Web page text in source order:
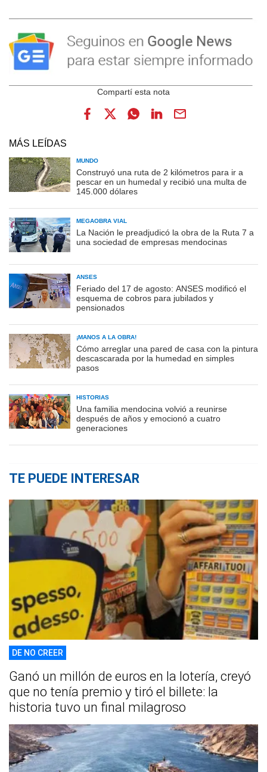
MÁS LEÍDAS
MUNDO
Construyó una ruta de 2 kilómetros para ir a
pescar en un humedal y recibió una multa de
145.000 dólares
MEGAOBRA VIAL
La Nación le preadjudicó la obra de la Ruta 7 a
una sociedad de empresas mendocinas
ANSES
Feriado del 17 de agosto: ANSES modificó el
esquema de cobros para jubilados y
pensionados
¡MANOS A LA OBRA!
Cómo arreglar una pared de casa con la pintura
descascarada por la humedad en simples
pasos
HISTORIAS
Una familia mendocina volvió a reunirse
después de años y emocionó a cuatro
generaciones
TE PUEDE INTERESAR
DE NO CREER
Ganó un millón de euros en la lotería, creyó
que no tenía premio y tiró el billete: la
historia tuvo un final milagroso